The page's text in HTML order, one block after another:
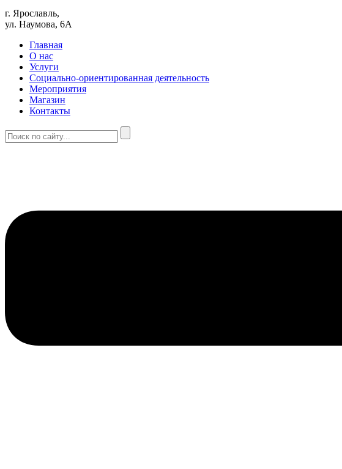
г. Ярославль,
ул. Наумова, 6А
Главная
О нас
Услуги
Социально-ориентированная деятельность
Мероприятия
Магазин
Контакты